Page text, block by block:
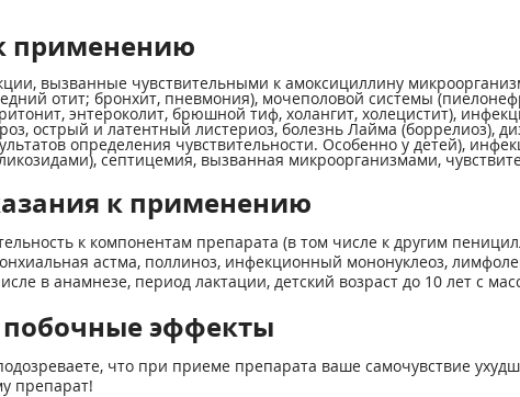
применению
вызванные чувствительными к амоксициллину
отит; бронхит, пневмония), мочеполовой системы
энтероколит, брюшной тиф, холангит, холецистит),
острый и латентный листериоз, болезнь Лайма (боррелиоз),
определения чувствительности. Особен­но у детей),
септицемия, вызванная микроорг­анизмами,
к применению
к компонентам препарата (в том числе к другим
астма, поллиноз, инфекционный мононуклеоз,
в анамнезе, период лактации, детский возраст до 10 лет с
эффекты
что при приеме препарата ваше самочувствие
препарат!